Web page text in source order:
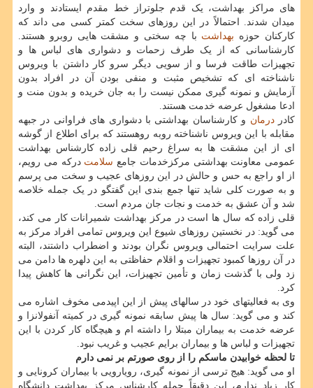
های مراکز بهداشت، یک قدم جلوتراز خط مقدم ایستادند و وارد
میدان شدند. احتمالاً در این روزهای سخت کمتر کسی می داند که
کارکنان حوزه بهداشت با چه سختی و مشقت هایی روبرو هستند.
کارشناسانی که از یک طرف زحمات و دشواری های لباس ها و
تجهیزات طاقت فرسا و از سویی دیگر سرو کار داشتن با ویروس
ناشناخته ای که تشخیص مثبت و منفی بودن آن در افراد بدون
آزمایش و نمونه گیری ممکن نیست را به جان خریده و بدون منت و
ادعا مشغول عرضه خدمت هستند.
کادردرمان و کارشناسان بهداشتی با دشواری های فراوانی در جبهه
مقابله با این ویروس ناشناخته روبه روهستند که برای اطلاع از گوشه
ای از این مشقت ها به سراغ رحیم قلی زاده کارشناس بهداشت
عمومی معاونت بهداشتی مرکزخدمات جامع سلامت درکه می رویم،
از او راجع به حس و حالش در این روزهای عجیب و سخت می پرسم
و به صورت کلی شاید تنها جمع بندی این گفتگو در یک جمله خلاصه
شد و آن عشق به خدمت و نجات جان مردم است.
قلی زاده که سال ها است در مرکز بهداشت شمیرانات کار می کند،
می گوید: در نخستین روزهای شیوع این ویروس تمامی افراد مرکز به
علت سرایت احتمالی ویروس نگران بودند و اضطراب داشتند، البته
در آن روزها کمبود تجهیزات و اقلام حفاظتی به این دلهره ها دامن می
زد ولی با گذشت زمان و تأمین تجهیزات، این نگرانی ها کاهش پیدا
کرد.
وی به فعالیتهای خود در سالهای پیش از این اپیدمی مخوف اشاره می
کند و می گوید: سال ها پیش سابقه نمونه گیری در کمیته آنفولانزا و
عرضه خدمت به بیماران مبتلا را داشته ام و هیچگاه کار کردن با این
تجهیزات و لباس ها و بیماران برایم عجیب و غریب نبود.
تا لحظه خوابیدن ماسکم را از روی صورتم بر نمی دارم
او می گوید: هیج ترسی از نمونه گیری، رویارویی با بیماران کرونایی و
کار زیاد ندارم، این دقیقاً جمله کارشناس مرکز بهداشت دانشگاه